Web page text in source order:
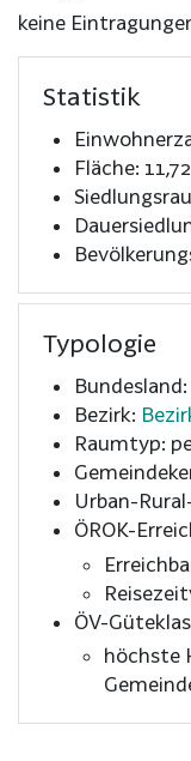
keine
Statistik
Fläche: 11,72
Typologie
Bezirk:
Raumtyp:
Urban-
ÖROK-
ÖV-
höchste